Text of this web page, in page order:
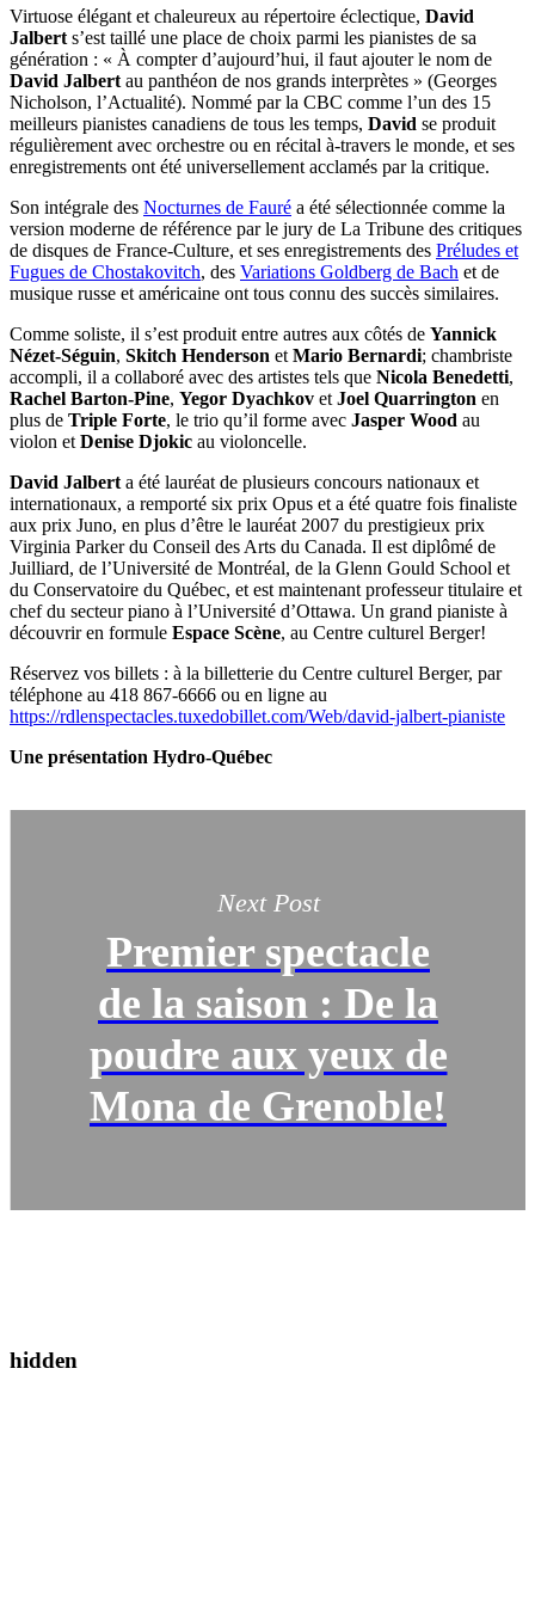
Virtuose élégant et chaleureux au répertoire éclectique, David
Jalberts’est taillé une place de choix parmi les pianistes de sa
génération : « À compter d’aujourd’hui, il faut ajouter le nom de
David Jalbertau panthéon de nos grands interprètes » (Georges
Nicholson, l’Actualité). Nommé par la CBC comme l’un des 15
meilleurs pianistes canadiens de tous les temps, David se produit
régulièrement avec orchestre ou en récital à-travers le monde, et ses
enregistrements ont été universellement acclamés par la critique.
Son intégrale des Nocturnes de Fauré a été sélectionnée comme la
version moderne de référence par le jury de La Tribune des critiques
de disques de France-Culture, et ses enregistrements des Préludes et
Fugues de Chostakovitch, des Variations Goldberg de Bach et de
musique russe et américaine ont tous connu des succès similaires.
Comme soliste, il s’est produit entre autres aux côtés de Yannick
Nézet-Séguin, Skitch Henderson etMario Bernardi; chambriste
accompli, il a collaboré avec des artistes tels que Nicola Benedetti,
Rachel Barton-Pine, Yegor Dyachkov etJoel Quarrington en
plus de Triple Forte, le trio qu’il forme avec Jasper Wood au
violon etDenise Djokic au violoncelle.
David Jalberta été lauréat de plusieurs concours nationaux et
internationaux, a remporté six prix Opus et a été quatre fois finaliste
aux prix Juno, en plus d’être le lauréat 2007 du prestigieux prix
Virginia Parker du Conseil des Arts du Canada. Il est diplômé de
Juilliard, de l’Université de Montréal, de la Glenn Gould School et
du Conservatoire du Québec, et est maintenant professeur titulaire et
chef du secteur piano à l’Université d’Ottawa. Un grand pianiste à
découvrir en formule Espace Scène, au Centre culturel Berger!
Réservez vos billets : à la billetterie du Centre culturel Berger, par
téléphone au 418 867-6666 ou en ligne au
https://rdlenspectacles.tuxedobillet.com/Web/david-jalbert-pianiste
Une présentation Hydro-Québec
Next Post
Premier spectacle
de la saison : De la
poudre aux yeux de
Mona de Grenoble!
hidden